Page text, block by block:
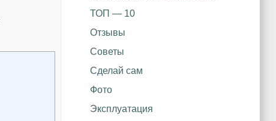
ТОП — 10
Отзывы
Советы
Сделай сам
Фото
Эксплуатация